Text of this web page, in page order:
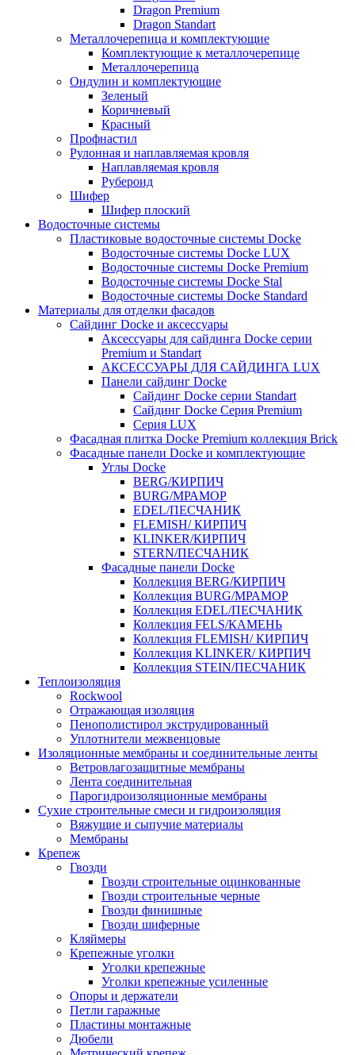
Dragon Premium
Dragon Standart
Металлочерепица и комплектующие
Комплектующие к металлочерепице
Металлочерепица
Ондулин и комплектующие
Зеленый
Коричневый
Красный
Профнастил
Рулонная и наплавляемая кровля
Наплавляемая кровля
Рубероид
Шифер
Шифер плоский
Водосточные системы
Пластиковые водосточные системы Docke
Водосточные системы Docke LUX
Водосточные системы Docke Premium
Водосточные системы Docke Stal
Водосточные системы Docke Standard
Материалы для отделки фасадов
Сайдинг Docke и аксессуары
Аксессуары для сайдинга Docke серии
Premium и Standart
АКСЕССУАРЫ ДЛЯ САЙДИНГА LUX
Панели сайдинг Docke
Cайдинг Docke серии Standart
Сайдинг Docke Серия Premium
Серия LUX
Фасадная плитка Docke Premium коллекция Brick
Фасадные панели Docke и комплектующие
Углы Docke
BERG/КИРПИЧ
BURG/МРАМОР
EDEL/ПЕСЧАНИК
FLEMISH/ КИРПИЧ
KLINKER/КИРПИЧ
STERN/ПЕСЧАНИК
Фасадные панели Docke
Коллекция BERG/КИРПИЧ
Коллекция BURG/МРАМОР
Коллекция EDEL/ПЕСЧАНИК
Коллекция FELS/КАМЕНЬ
Коллекция FLEMISH/ КИРПИЧ
Коллекция KLINKER/ КИРПИЧ
Коллекция STEIN/ПЕСЧАНИК
Теплоизоляция
Rockwool
Отражающая изоляция
Пенополистирол экструдированный
Уплотнители межвенцовые
Изоляционные мембраны и соединительные ленты
Ветровлагозащитные мембраны
Лента соединительная
Парогидроизоляционные мембраны
Сухие строительные смеси и гидроизоляция
Вяжущие и сыпучие материалы
Мембраны
Крепеж
Гвозди
Гвозди строительные оцинкованные
Гвозди строительные черные
Гвозди финишные
Гвозди шиферные
Кляймеры
Крепежные уголки
Уголки крепежные
Уголки крепежные усиленные
Опоры и держатели
Петли гаражные
Пластины монтажные
Дюбели